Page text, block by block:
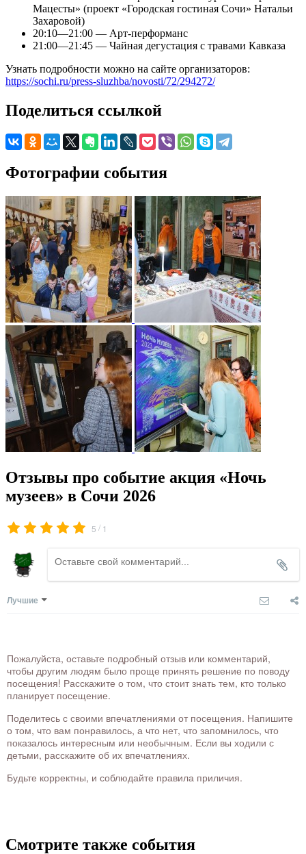
Мацесты» (проект «Городская гостиная Сочи» Натальи
Захаровой)
20:10—21:00 — Арт-перформанс
21:00—21:45 — Чайная дегустация с травами Кавказа
Узнать подробности можно на сайте организаторов:
https://sochi.ru/press-sluzhba/novosti/72/294272/
Поделиться ссылкой
Фотографии события
Отзывы про событие акция «Ночь
музеев» в Сочи 2026
5 / 1
Лучшие
Пожалуйста, оставьте подробный отзыв или комментарий,
чтобы другим людям было проще принять решение по поводу
посещения! Расскажите о том, что стоит знать тем, кто только
планирует посещение.
Поделитесь с своими впечатлениями от посещения. Напишите
о том, что вам понравилось, а что нет, что запомнилось, что
показалось интересным или необычным. Если вы ходили с
детьми, расскажите об их впечатлениях.
Будьте корректны, и соблюдайте правила приличия.
Смотрите также события